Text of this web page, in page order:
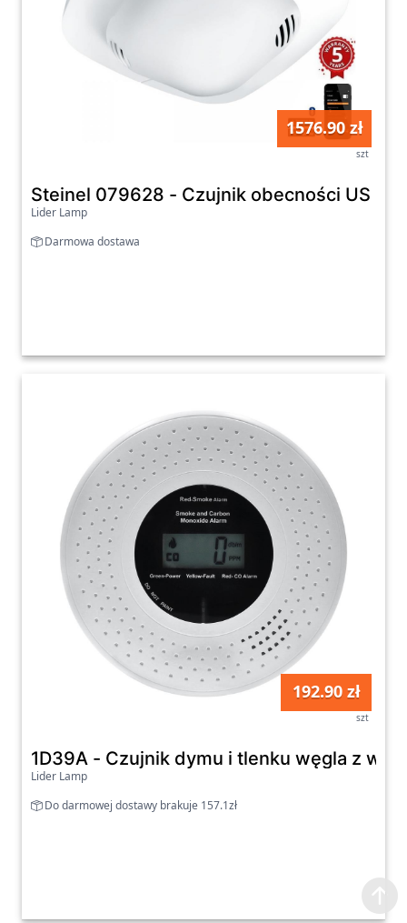
1576.90 zł
szt
Steinel 079628 - Czujnik obecności US
Lider Lamp
Darmowa dostawa
192.90 zł
szt
1D39A - Czujnik dymu i tlenku węgla z
Lider Lamp
Do darmowej dostawy brakuje 157.1zł